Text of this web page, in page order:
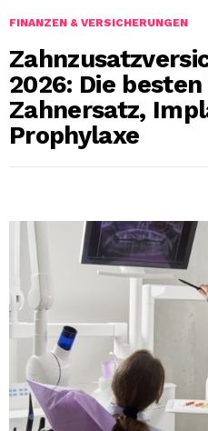
FINANZEN & VERSICHERUNGEN
2026: Die
Zahnersatz,
Prophylaxe